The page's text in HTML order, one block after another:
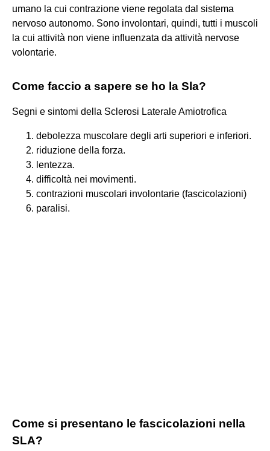
umano la cui contrazione viene regolata dal sistema
nervoso autonomo. Sono involontari, quindi, tutti i muscoli
la cui attività non viene influenzata da attività nervose
volontarie.
Come faccio a sapere se ho la Sla?
Segni e sintomi della Sclerosi Laterale Amiotrofica
debolezza muscolare degli arti superiori e inferiori.
riduzione della forza.
lentezza.
difficoltà nei movimenti.
contrazioni muscolari involontarie (fascicolazioni)
paralisi.
Come si presentano le fascicolazioni nella
SLA?